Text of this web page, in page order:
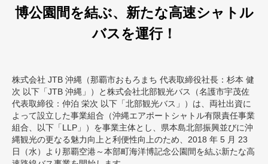
博公園間を結ぶ、新たな高速シャトル
バスを運行！
株式会社 JTB 沖縄（那覇市おもろまち 代表取締役社長：杉本 健
次 以下「JTB 沖縄」）と株式会社北部観光バス（名護市宇茂佐
代表取締役：仲泊 栄次 以下「北部観光バス」）は、両社出資に
よって設立した事業組合（沖縄エアポートシャトル有限責任事業
組合、以下「LLP」）を事業主体とし、県本島北部振興並びに沖
縄観光の更なる魅力向上と利便性向上のため、2018 年 5 月 23
日（水）より那覇空港～本部町海洋博記念公園間を結ぶ新たな高